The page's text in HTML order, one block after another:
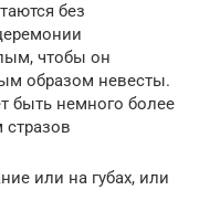
без
чтобы он
образом невесты.
быть немного более
стразов
или на губах, или